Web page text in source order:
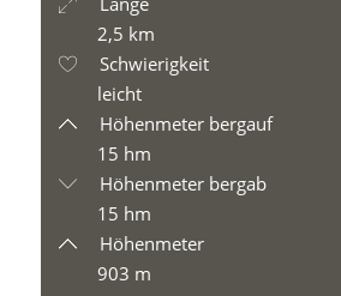
2,5 km
Schwierigkeit
leicht
Höhenmeter bergauf
15 hm
Höhenmeter bergab
15 hm
Höhenmeter
903 m